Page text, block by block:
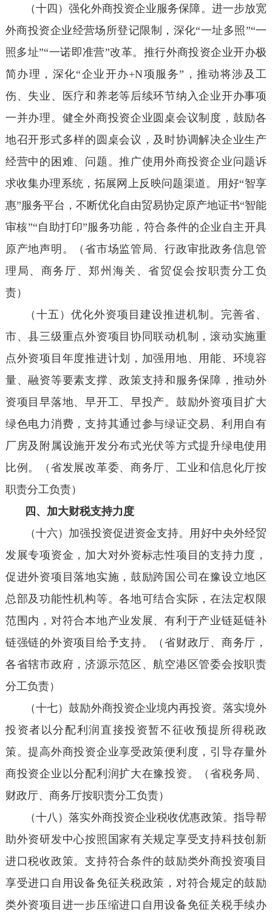
（十四）强化外商投资企业服务保障。进一步放宽
外商投资企业经营场所登记限制，深化“一址多照”“一
照多址”“一诺即准营”改革。推行外商投资企业开办极
简办理，深化“企业开办+N项服务”，推动将涉及工
伤、失业、医疗和养老等后续环节纳入企业开办事项
一并办理。健全外商投资企业圆桌会议制度，鼓励各
地召开形式多样的圆桌会议，及时协调解决企业生产
经营中的困难、问题。推广使用外商投资企业问题诉
求收集办理系统，拓展网上反映问题渠道。用好“智享
惠”服务平台，不断优化自由贸易协定原产地证书“智能
审核”“自助打印”服务功能，符合条件的企业自主开具
原产地声明。（省市场监管局、行政审批政务信息管
理局、商务厅、郑州海关、省贸促会按职责分工负
责）
（十五）优化外资项目建设推进机制。完善省、
市、县三级重点外资项目协同联动机制，滚动实施重
点外资项目年度推进计划，加强用地、用能、环境容
量、融资等要素支撑、政策支持和服务保障，推动外
资项目早落地、早开工、早投产。鼓励外资项目扩大
绿色电力消费，支持其通过参与绿证交易、利用自有
厂房及附属设施开发分布式光伏等方式提升绿电使用
比例。（省发展改革委、商务厅、工业和信息化厅按
职责分工负责）
四、加大财税支持力度
（十六）加强投资促进资金支持。用好中央外经贸
发展专项资金，加大对外资标志性项目的支持力度，
促进外资项目落地实施，鼓励跨国公司在豫设立地区
总部及功能性机构等。各地可结合实际，在法定权限
范围内，对符合本地产业发展、有利于产业链延链补
链强链的外资项目给予支持。（省财政厅、商务厅，
各省辖市政府，济源示范区、航空港区管委会按职责
分工负责）
（十七）鼓励外商投资企业境内再投资。落实境外
投资者以分配利润直接投资暂不征收预提所得税政
策。提高外商投资企业享受政策便利度，引导存量外
商投资企业以分配利润扩大在豫投资。（省税务局、
财政厅、商务厅按职责分工负责）
（十八）落实外商投资企业税收优惠政策。指导帮
助外资研发中心按照国家有关规定享受支持科技创新
进口税收政策。支持符合条件的鼓励类外商投资项目
享受进口自用设备免征关税政策，对符合规定的鼓励
类外资项目进一步压缩进口自用设备免征关税手续办